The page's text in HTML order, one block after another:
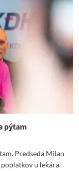
pýtam
Predseda Milan
u lekára.